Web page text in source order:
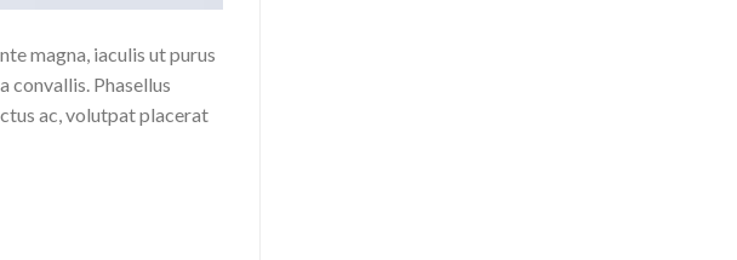
magna, iaculis ut purus
convallis. Phasellus
ac, volutpat placerat